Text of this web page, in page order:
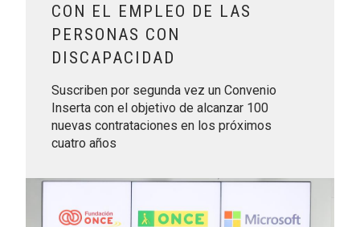
CON EL EMPLEO DE LAS
PERSONAS CON
DISCAPACIDAD
Suscriben por segunda vez un Convenio
Inserta con el objetivo de alcanzar 100
nuevas contrataciones en los próximos
cuatro años
Leer más sobre Fundación ONCE, ONCE y Microsoft